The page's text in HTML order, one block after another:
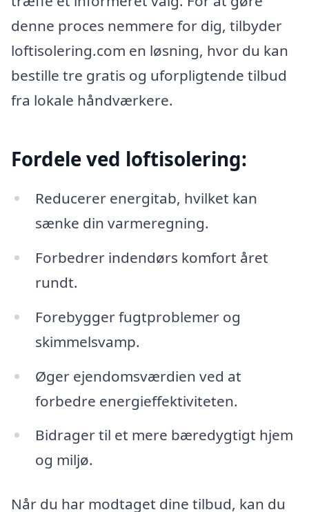
denne proces nemmere for dig, tilbyder
loftisolering.com en løsning, hvor du kan
bestille tre gratis og uforpligtende tilbud
fra lokale håndværkere.
Fordele ved loftisolering:
Reducerer energitab, hvilket kan
sænke din varmeregning.
Forbedrer indendørs komfort året
rundt.
Forebygger fugtproblemer og
skimmelsvamp.
Øger ejendomsværdien ved at
forbedre energieffektiviteten.
Bidrager til et mere bæredygtigt hjem
og miljø.
Når du har modtaget dine tilbud, kan du